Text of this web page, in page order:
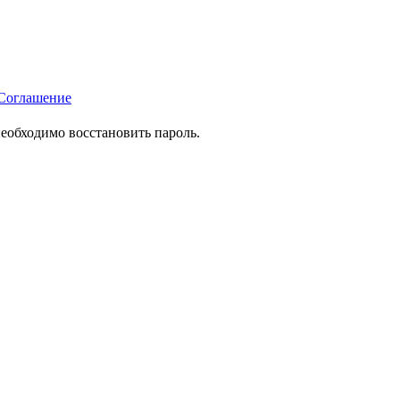
восстановить пароль.